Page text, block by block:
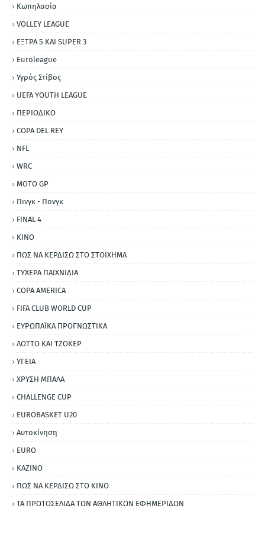
Κωπηλασία
VOLLEY LEAGUE
ΕΞΤΡΑ 5 ΚΑΙ SUPER 3
Εuroleague
Υγρός Στίβος
UEFA YOUTH LEAGUE
ΠΕΡΙΟΔΙΚΟ
COPA DEL REY
NFL
WRC
MOTO GP
Πινγκ - Πονγκ
FINAL 4
ΚΙΝΟ
ΠΩΣ ΝΑ ΚΕΡΔΙΣΩ ΣΤΟ ΣΤΟΙΧΗΜΑ
ΤΥΧΕΡΑ ΠΑΙΧΝΙΔΙΑ
COPA AMERICA
FIFA CLUB WORLD CUP
ΕΥΡΩΠΑΪΚΑ ΠΡΟΓΝΩΣΤΙΚΑ
ΛΟΤΤΟ ΚΑΙ ΤΖΟΚΕΡ
ΥΓΕΙΑ
ΧΡΥΣΗ ΜΠΑΛΑ
CHALLENGE CUP
EUROBASKET U20
Αυτοκίνηση
ΕURO
ΚΑΖΙΝΟ
ΠΩΣ ΝΑ ΚΕΡΔΙΣΩ ΣΤΟ ΚΙΝΟ
ΤΑ ΠΡΩΤΟΣΕΛΙΔΑ ΤΩΝ ΑΘΛΗΤΙΚΩΝ ΕΦΗΜΕΡΙΔΩΝ